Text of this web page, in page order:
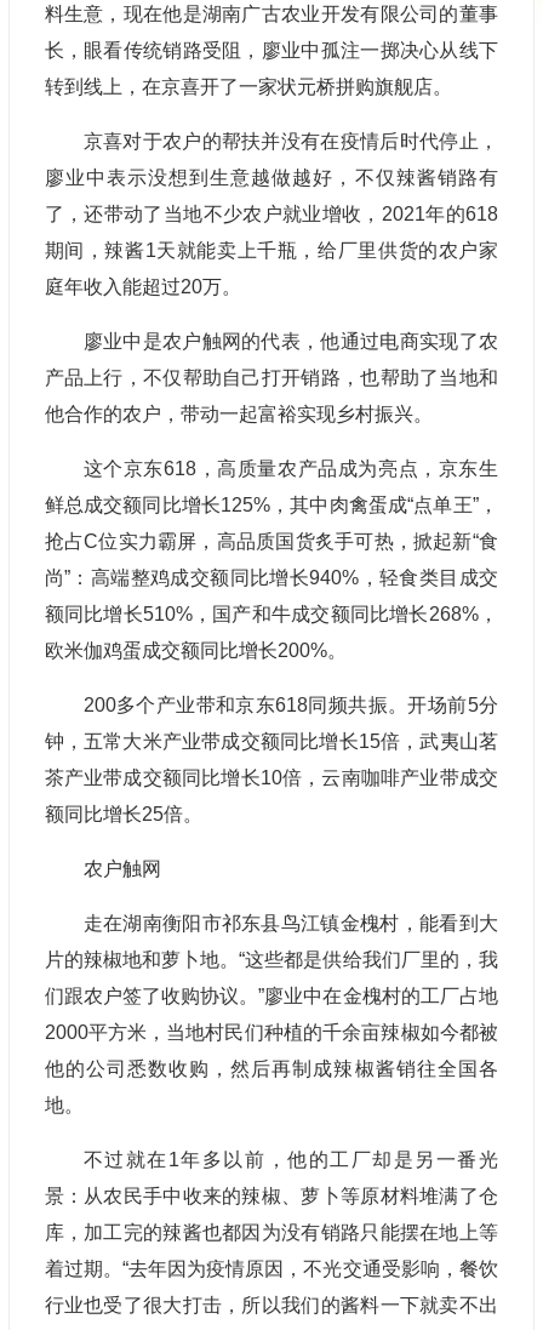
料生意，现在他是湖南广古农业开发有限公司的董事
长，眼看传统销路受阻，廖业中孤注一掷决心从线下
转到线上，在京喜开了一家状元桥拼购旗舰店。
京喜对于农户的帮扶并没有在疫情后时代停止，
廖业中表示没想到生意越做越好，不仅辣酱销路有
了，还带动了当地不少农户就业增收，2021年的618
期间，辣酱1天就能卖上千瓶，给厂里供货的农户家
庭年收入能超过20万。
廖业中是农户触网的代表，他通过电商实现了农
产品上行，不仅帮助自己打开销路，也帮助了当地和
他合作的农户，带动一起富裕实现乡村振兴。
这个京东618，高质量农产品成为亮点，京东生
鲜总成交额同比增长125%，其中肉禽蛋成“点单王”，
抢占C位实力霸屏，高品质国货炙手可热，掀起新“食
尚”：高端整鸡成交额同比增长940%，轻食类目成交
额同比增长510%，国产和牛成交额同比增长268%，
欧米伽鸡蛋成交额同比增长200%。
200多个产业带和京东618同频共振。开场前5分
钟，五常大米产业带成交额同比增长15倍，武夷山茗
茶产业带成交额同比增长10倍，云南咖啡产业带成交
额同比增长25倍。
农户触网
走在湖南衡阳市祁东县鸟江镇金槐村，能看到大
片的辣椒地和萝卜地。“这些都是供给我们厂里的，我
们跟农户签了收购协议。”廖业中在金槐村的工厂占地
2000平方米，当地村民们种植的千余亩辣椒如今都被
他的公司悉数收购，然后再制成辣椒酱销往全国各
地。
不过就在1年多以前，他的工厂却是另一番光
景：从农民手中收来的辣椒、萝卜等原材料堆满了仓
库，加工完的辣酱也都因为没有销路只能摆在地上等
着过期。“去年因为疫情原因，不光交通受影响，餐饮
行业也受了很大打击，所以我们的酱料一下就卖不出